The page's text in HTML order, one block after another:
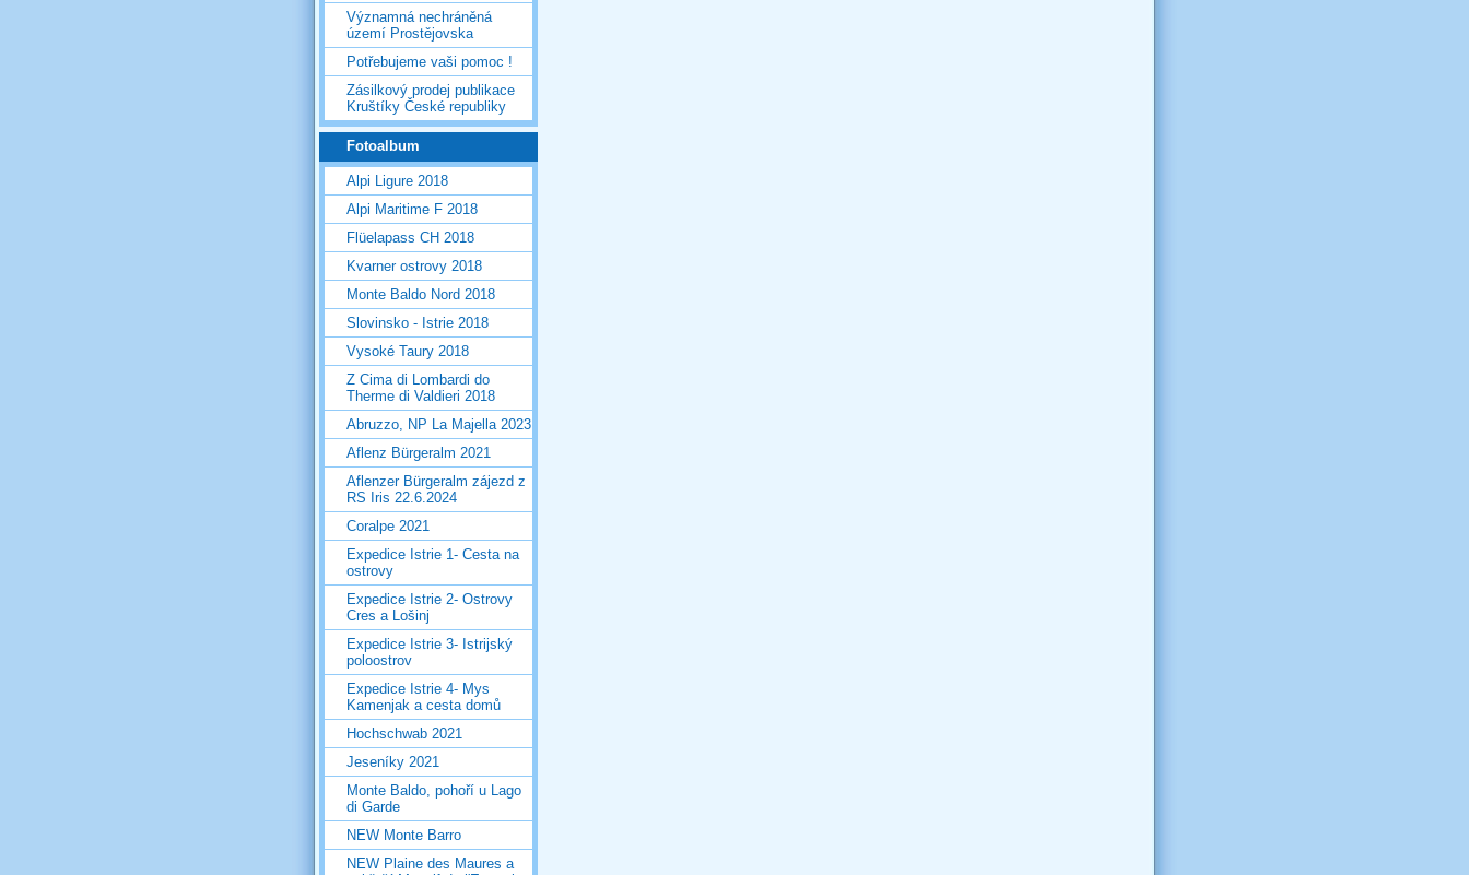
Významná nechráněná
území Prostějovska
Potřebujeme vaši pomoc !
Zásilkový prodej publikace
Kruštíky České republiky
Fotoalbum
Alpi Ligure 2018
Alpi Maritime F 2018
Flüelapass CH 2018
Kvarner ostrovy 2018
Monte Baldo Nord 2018
Slovinsko - Istrie 2018
Vysoké Taury 2018
Z Cima di Lombardi do
Therme di Valdieri 2018
Abruzzo, NP La Majella 2023
Aflenz Bürgeralm 2021
Aflenzer Bürgeralm zájezd z
RS Iris 22.6.2024
Coralpe 2021
Expedice Istrie 1- Cesta na
ostrovy
Expedice Istrie 2- Ostrovy
Cres a Lošinj
Expedice Istrie 3- Istrijský
poloostrov
Expedice Istrie 4- Mys
Kamenjak a cesta domů
Hochschwab 2021
Jeseníky 2021
Monte Baldo, pohoří u Lago
di Garde
NEW Monte Barro
NEW Plaine des Maures a